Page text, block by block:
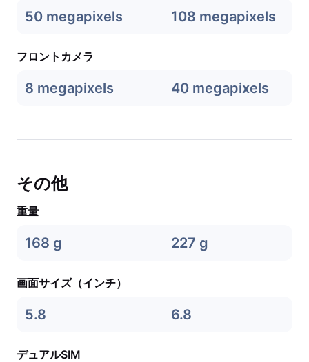
50 megapixels 108 megapixels
フロントカメラ
8 megapixels 40 megapixels
その他
重量
168 g 227 g
画面サイズ（インチ）
5.8 6.8
デュアルSIM